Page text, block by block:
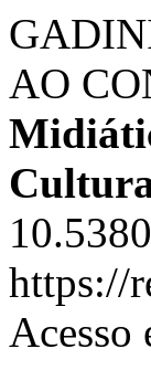
AO
https://
Acesso